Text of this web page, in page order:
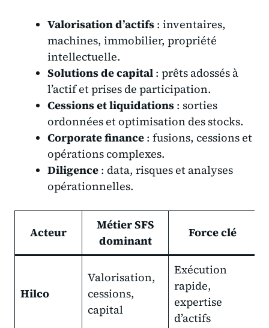
Valorisation d’actifs: inventaires,
machines, immobilier, propriété
intellectuelle.
Solutions de capital: prêts adossés à
l’actif et prises de participation.
Cessions et liquidations: sorties
ordonnées et optimisation des stocks.
Corporate finance: fusions, cessions et
opérations complexes.
Diligence: data, risques et analyses
opérationnelles.
Acteur
Métier SFS
dominant
Force clé
Hilco
Valorisation,
cessions,
capital
Exécution
rapide,
expertise
d’actifs